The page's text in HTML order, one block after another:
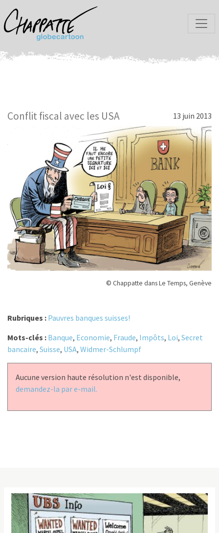
Conflit fiscal avec les USA 13 juin 2013
© Chappatte dans Le Temps, Genève
Rubriques : Pauvres banques suisses!
Mots-clés : Banque, Economie, Fraude, Impôts, Loi, Secret
bancaire, Suisse, USA, Widmer-Schlumpf
Aucune version haute résolution n'est disponible,
demandez-la par e-mail.